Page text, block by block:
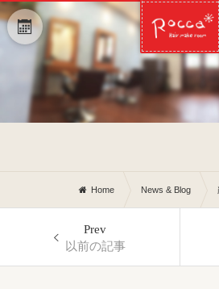
Home News & Blog
Prev
以前の記事